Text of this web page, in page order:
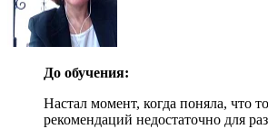
До обучения:
Настал момент, когда поняла, что
рекомендаций недостаточно для